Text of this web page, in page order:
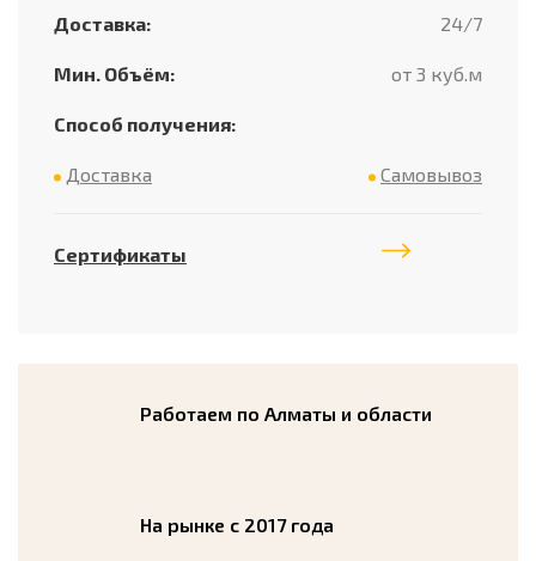
Доставка: 24/7
Мин. Объём: от 3 куб.м
Способ получения:
Доставка Самовывоз
Сертификаты
Работаем по Алматы и области
На рынке с 2017 года